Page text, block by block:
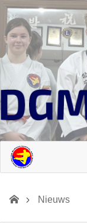
Nieuws